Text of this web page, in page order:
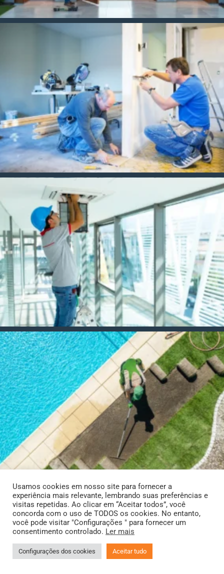
Usamos cookies em nosso site para fornecer a
experiência mais relevante, lembrando suas preferências e
visitas repetidas. Ao clicar em “Aceitar todos”, você
concorda com o uso de TODOS os cookies. No entanto,
você pode visitar "Configurações " para fornecer um
consentimento controlado. Ler mais
Configurações dos cookies Aceitar tudo